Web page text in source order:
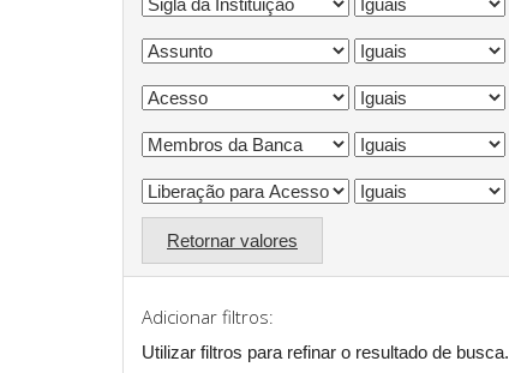
Retornar valores
Adicionar filtros:
Utilizar filtros para refinar o resultado de busca.